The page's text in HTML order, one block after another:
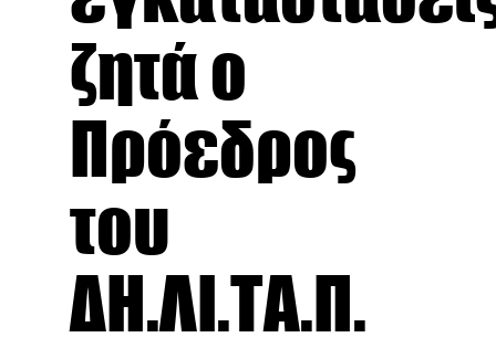
ζητά ο
Πρόεδρος
του
ΔΗ.ΛΙ.ΤΑ.Π.